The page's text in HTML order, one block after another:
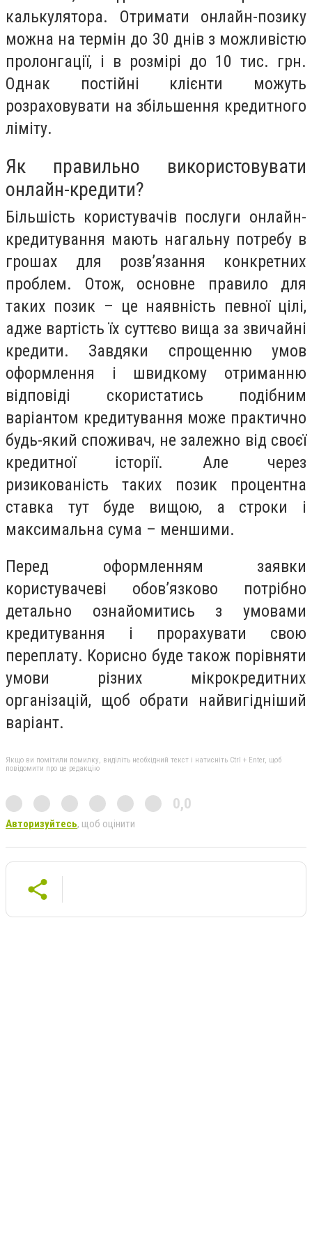
калькулятора. Отримати онлайн-позику
можна на термін до 30 днів з можливістю
пролонгації, і в розмірі до 10 тис. грн.
Однак постійні клієнти можуть
розраховувати на збільшення кредитного
ліміту.
Як правильно використовувати
онлайн-кредити?
Більшість користувачів послуги онлайн-
кредитування мають нагальну потребу в
грошах для розв’язання конкретних
проблем. Отож, основне правило для
таких позик – це наявність певної цілі,
адже вартість їх суттєво вища за звичайні
кредити. Завдяки спрощенню умов
оформлення і швидкому отриманню
відповіді скористатись подібним
варіантом кредитування може практично
будь-який споживач, не залежно від своєї
кредитної історії. Але через
ризикованість таких позик процентна
ставка тут буде вищою, а строки і
максимальна сума – меншими.
Перед оформленням заявки
користувачеві обов’язково потрібно
детально ознайомитись з умовами
кредитування і прорахувати свою
переплату. Корисно буде також порівняти
умови різних мікрокредитних
організацій, щоб обрати найвигідніший
варіант.
Якщо ви помітили помилку, виділіть необхідний текст і натисніть Ctrl + Enter, щоб
повідомити про це редакцію
0,0
Авторизуйтесь, щоб оцінити